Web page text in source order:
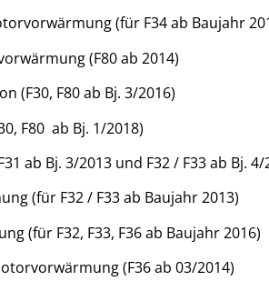
(für F34 ab Baujahr
(F80 ab 2014)
(F30, F80 ab Bj. 3/2016)
F80 ab Bj. 1/2018)
ab Bj. 3/2013 und F32 / F33 ab Bj. 4/
(für F32 / F33 ab Baujahr 2013)
(für F32, F33, F36 ab Baujahr 2016)
(F36 ab 03/2014)